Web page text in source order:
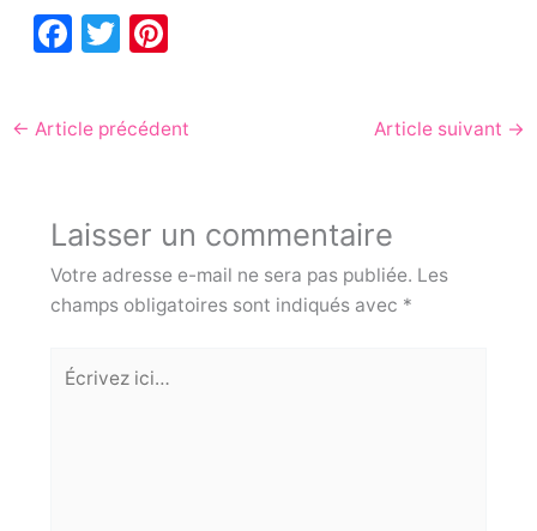
F
c
e
o
o
k
T
itt
er
Pi
er
e
← Article précédent Article suivant →
Laisser un commentaire
Votre adresse e-mail ne sera pas publiée. Les
champs obligatoires sont indiqués avec *
Écrivez
ici…